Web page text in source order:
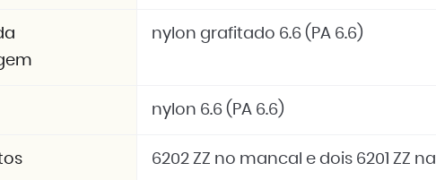
nylon grafitado 6.6 (PA 6.6)
nylon 6.6 (PA 6.6)
6202 ZZ no mancal e dois 6201 ZZ na